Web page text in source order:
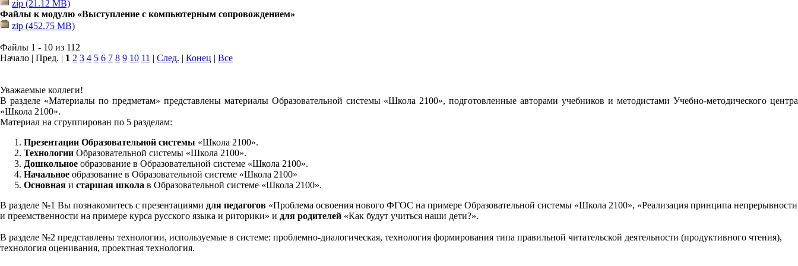
zip (21.12 MB)
Файлы к модулю «Выступление с компьютерным сопровождением»
zip (452.75 MB)
Файлы 1 - 10 из 112
Начало | Пред. | 1 2 3 4 5 6 7 8 9 10 11 | След. | Конец | Все
Уважаемые коллеги!
В разделе «Материалы по предметам» представлены материалы Образовательной системы «Школа 2100», подготовленные авторами учебников и методистами Учебно-методического центра
«Школа 2100».
Материал на сгруппирован по 5 разделам:
Презентации Образовательной системы «Школа 2100».
Технологии Образовательной системы «Школа 2100».
Дошкольное образование в Образовательной системе «Школа 2100».
Начальное образование в Образовательной системе «Школа 2100»
Основная и старшая школа в Образовательной системе «Школа 2100».
В разделе №1 Вы познакомитесь с презентациями для педагогов «Проблема освоения нового ФГОС на примере Образовательной системы «Школа 2100», «Реализация принципа непрерывности
и преемственности на примере курса русского языка и риторики» и для родителей «Как будут учиться наши дети?».
В разделе №2 представлены технологии, используемые в системе: проблемно-диалогическая, технология формирования типа правильной читательской деятельности (продуктивного чтения),
технология оценивания, проектная технология.